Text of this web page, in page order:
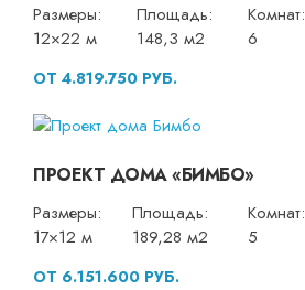
Размеры:
12×22 м
Площадь:
148,3 м2
Комнат:
6
ОТ 4.819.750 РУБ.
ПРОЕКТ ДОМА «БИМБО»
Размеры:
17×12 м
Площадь:
189,28 м2
Комнат:
5
ОТ 6.151.600 РУБ.